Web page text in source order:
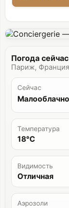
Погода сейчас
Париж, Франция
Сейчас
Температура
18°C
Видимость
Отличная
Аэрозоли